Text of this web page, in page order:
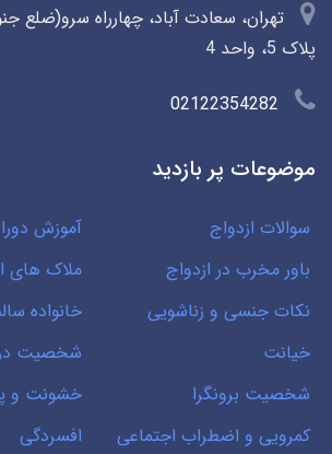
تهران، سعادت آباد، چهارراه سرو(ضلع
پلاک 5، واحد 4
02122354282
موضوعات پر بازدید
سوالات ازدواج
آموزش
باور مخرب در ازدواج
ملاک های
نکات جنسی و زناشویی
خانواده
خیانت
شخصیت
شخصیت برونگرا
خشونت و
کمرویی و اضطراب اجتماعی
افسردگی